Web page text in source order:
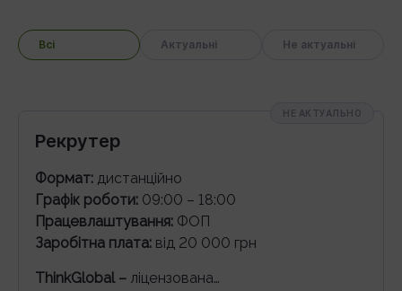
Всі Актуальні Не актуальні
Рекрутер
НЕ АКТУАЛЬНО
Формат: дистанційно
Графік роботи: 09:00 – 18:00
Працевлаштування: ФОП
Заробітна плата: від 20 000 грн
ThinkGlobal – ліцензована…